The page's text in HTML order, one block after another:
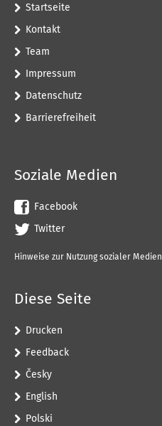
Startseite
Kontakt
Team
Impressum
Datenschutz
Barrierefreiheit
Soziale Medien
Facebook
Twitter
Hinweise zur Nutzung sozialer Medien
Diese Seite
Drucken
Feedback
Česky
English
Polski